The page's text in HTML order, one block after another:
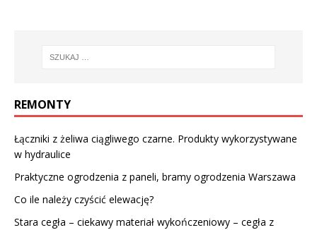
REMONTY
Łączniki z żeliwa ciągliwego czarne. Produkty wykorzystywane
w hydraulice
Praktyczne ogrodzenia z paneli, bramy ogrodzenia Warszawa
Co ile należy czyścić elewację?
Stara cegła – ciekawy materiał wykończeniowy – cegła z